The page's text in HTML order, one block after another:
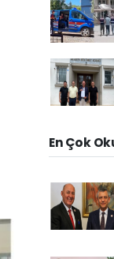
En Çok